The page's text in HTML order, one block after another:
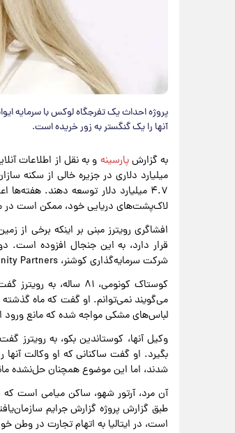
پروژه احداث یک تفرجگاه لوکس با سرمایه
آنها را یک گنگستر به زور خریده است.
به گزارشپارسینه
میلیارد دلاری در جزیره خالی از سکنه
۴.۷ میلیارد دلار توسعه دهند.
لاک‌پشت‌های دریایی خود، ممکن است در
افشاگری رویترز مبنی بر اینکه برخی از
شرکت سرمایه‌گذاری کوشنر، Affinity Partners، برای ادامه پروژه به توافق رسید، به ناحق برای توسعه فروخته شده است.
کوستاک کونومی، ۸۱
می‌گویند نمی‌توانم. او گفت که ماه
لباس‌های مشکی مواجه شده که مانع ورود
وکیل آنها، کوستاندین بکو، به رویترز
شدند، اما این موضوع همچنان حل‌نشده
آن مرد، آرتور شهو، ساکن میامی است که
است، در ایتالیا به اتهام تجارت در وطن